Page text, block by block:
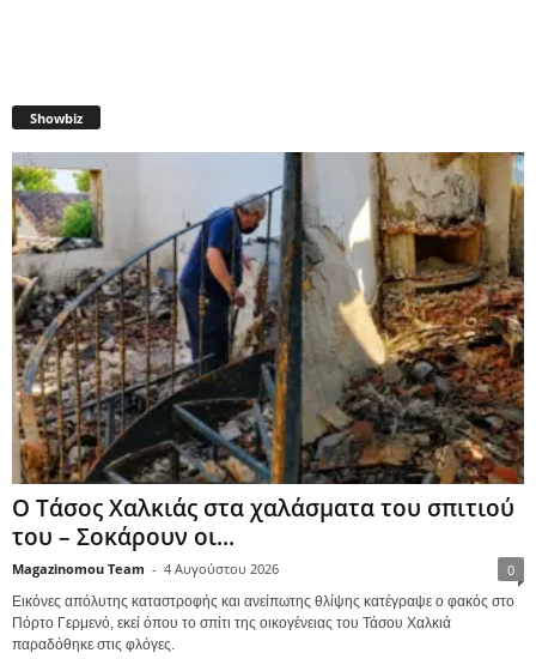
Showbiz
Ο Τάσος Χαλκιάς στα χαλάσματα του σπιτιού
του – Σοκάρουν οι...
Magazinomou Team - 4 Αυγούστου 2026 0
Εικόνες απόλυτης καταστροφής και ανείπωτης θλίψης κατέγραψε ο φακός στο
Πόρτο Γερμενό, εκεί όπου το σπίτι της οικογένειας του Τάσου Χαλκιά
παραδόθηκε στις φλόγες.